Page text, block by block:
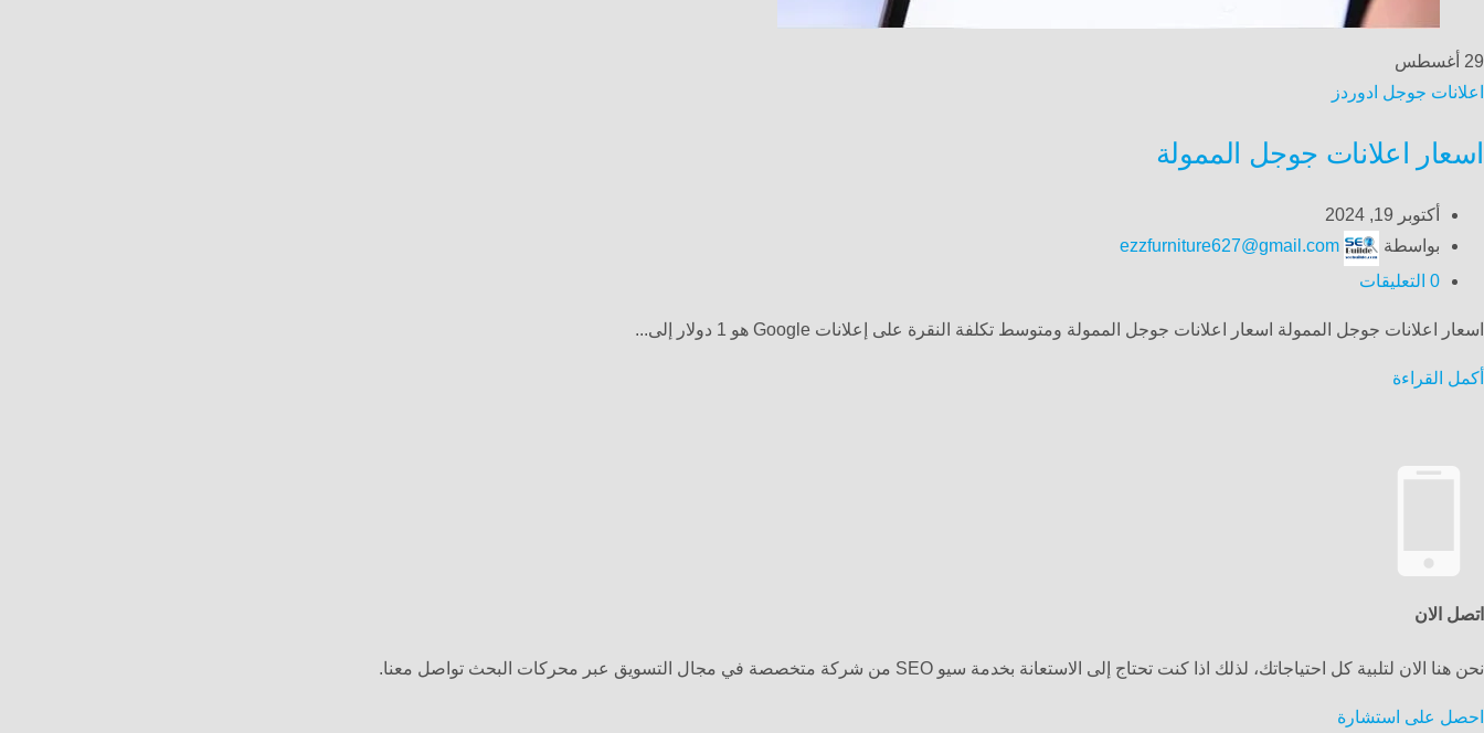
29 أغسطس
اعلانات جوجل ادوردز
اسعار اعلانات جوجل الممولة
أكتوبر 19, 2024
بواسطة
ezzfurniture627@gmail.com
0 التعليقات
اسعار اعلانات جوجل الممولة اسعار اعلانات جوجل الممولة ومتوسط ​​تكلفة النقرة على إعلانات Google هو 1 دولار إلى...
أكمل القراءة
اتصل الان
نحن هنا الان لتلبية كل احتياجاتك، لذلك اذا كنت تحتاج إلى الاستعانة بخدمة سيو SEO من شركة متخصصة في مجال التسويق عبر محركات البحث تواصل معنا.
احصل على استشارة